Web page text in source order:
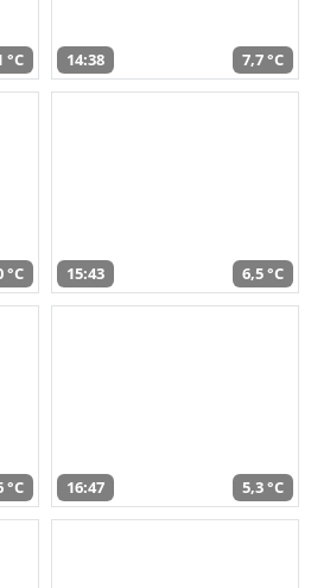
°C 14:38 7,7 °C
°C 15:43 6,5 °C
°C 16:47 5,3 °C